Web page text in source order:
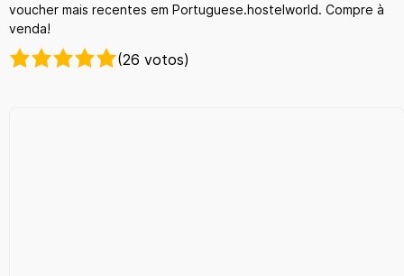
voucher mais recentes em Portuguese.hostelworld. Compre à
venda!
(26 votos)